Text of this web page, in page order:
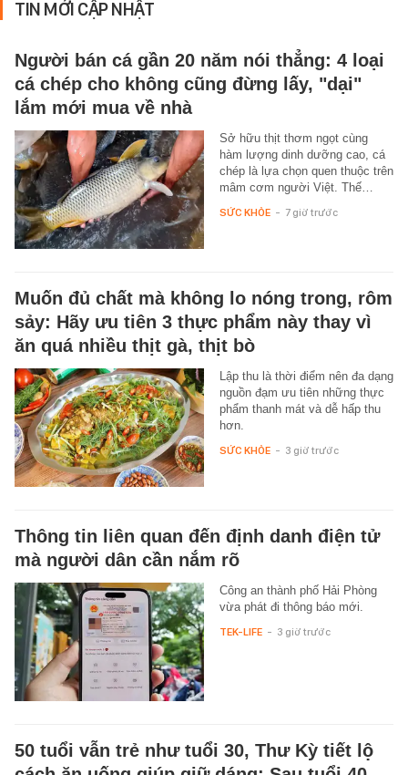
TIN MỚI CẬP NHẬT
Người bán cá gần 20 năm nói thẳng: 4 loại
cá chép cho không cũng đừng lấy, "dại"
lắm mới mua về nhà
Sở hữu thịt thơm ngọt cùng
hàm lượng dinh dưỡng cao, cá
chép là lựa chọn quen thuộc trên
mâm cơm người Việt. Thế…
SỨC KHỎE - 7 giờ trước
Muốn đủ chất mà không lo nóng trong, rôm
sảy: Hãy ưu tiên 3 thực phẩm này thay vì
ăn quá nhiều thịt gà, thịt bò
Lập thu là thời điểm nên đa dạng
nguồn đạm ưu tiên những thực
phẩm thanh mát và dễ hấp thu
hơn.
SỨC KHỎE - 3 giờ trước
Thông tin liên quan đến định danh điện tử
mà người dân cần nắm rõ
Công an thành phố Hải Phòng
vừa phát đi thông báo mới.
TEK-LIFE - 3 giờ trước
50 tuổi vẫn trẻ như tuổi 30, Thư Kỳ tiết lộ